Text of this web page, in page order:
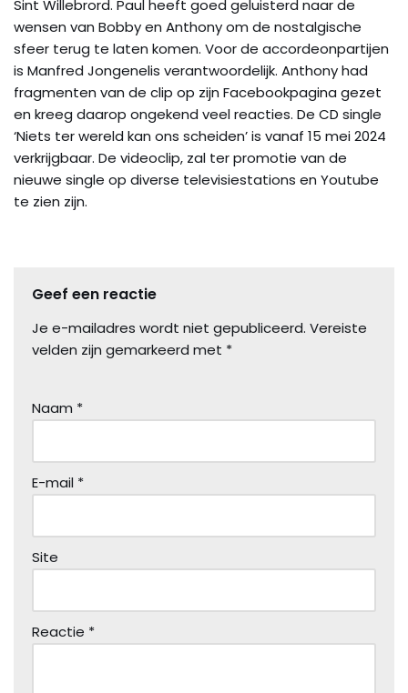
Sint Willebrord. Paul heeft goed geluisterd naar de
wensen van Bobby en Anthony om de nostalgische
sfeer terug te laten komen. Voor de accordeonpartijen
is Manfred Jongenelis verantwoordelijk. Anthony had
fragmenten van de clip op zijn Facebookpagina gezet
en kreeg daarop ongekend veel reacties. De CD single
‘Niets ter wereld kan ons scheiden’ is vanaf 15 mei 2024
verkrijgbaar. De videoclip, zal ter promotie van de
nieuwe single op diverse televisiestations en Youtube
te zien zijn.
Geef een reactie
Je e-mailadres wordt niet gepubliceerd. Vereiste
velden zijn gemarkeerd met *
Naam *
E-mail *
Site
Reactie *